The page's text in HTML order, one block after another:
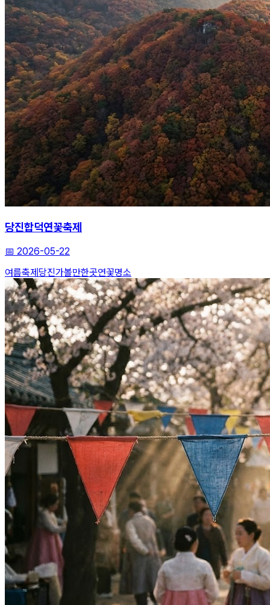
당진합덕연꽃축제
📅 2026-05-22
여름축제당진가볼만한곳연꽃명소